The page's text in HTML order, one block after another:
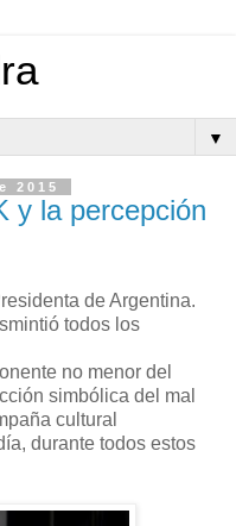
▼
2015
y la percepción
de Argentina.
todos los
no menor del
simbólica del mal
cultural
durante todos estos